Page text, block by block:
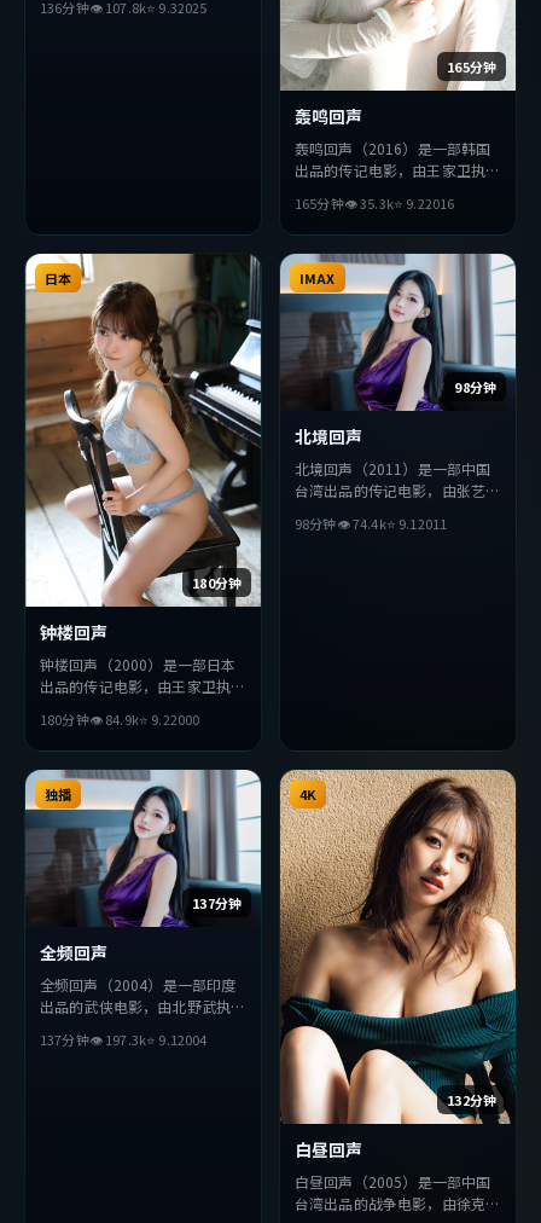
堺雅人等主演。影片在叙事与视
136分钟👁107.8k⭐ 9.32025
165分钟
轰鸣回声
轰鸣回声（2016）是一部韩国
出品的传记电影，由王家卫执
主演。影片在叙事与视听上力求
突破，探讨人性与抉择，节奏张
弛有度，适合喜欢该类型的观众
完整观看。
165分钟👁35.3k⭐ 9.22016
180分钟
日本
钟楼回声
钟楼回声（2000）是一部日本
出品的传记电影，由王家卫执
主演。影片在叙事与视听上力求
突破，探讨人性与抉择，节奏张
弛有度，适合喜欢该类型的观众
完整观看。
180分钟👁84.9k⭐ 9.22000
98分钟
IMAX
北境回声
北境回声（2011）是一部中国
台湾出品的传记电影，由张艺谋
演。影片在叙事与视听上力求突
98分钟👁74.4k⭐ 9.12011
137分钟
独播
全频回声
全频回声（2004）是一部印度
出品的武侠电影，由北野武执
演。影片在叙事与视听上力求突
137分钟👁197.3k⭐ 9.12004
132分钟
4K
白昼回声
白昼回声（2005）是一部中国
台湾出品的战争电影，由徐克执